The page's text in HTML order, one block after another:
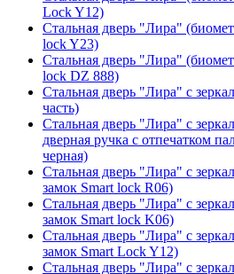
Lock Y12)
Стальная дверь "Лира"
lock Y23)
Стальная дверь "Лира"
lock DZ 888)
Стальная дверь "Лира" с
часть)
Стальная дверь "Лира" с
дверная ручка с отпечатком
черная)
Стальная дверь "Лира" с
замок Smart lock R06)
Стальная дверь "Лира" с
замок Smart lock K06)
Стальная дверь "Лира" с
замок Smart Lock Y12)
Стальная дверь "Лира" с